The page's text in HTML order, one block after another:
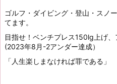
ゴルフ・ダイビング・登山・スノ
てます。
目指せ！ベンチプレス150lg上げ
(2023年8月-2アンダー達成）
「人生楽しまなければ罪である」